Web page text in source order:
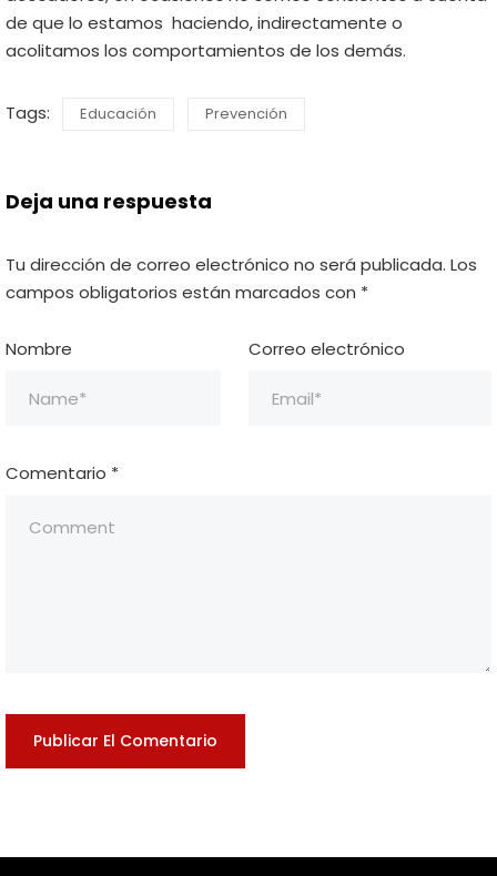
de que lo estamos haciendo, indirectamente o
acolitamos los comportamientos de los demás.
Tags: Educación Prevención
Deja una respuesta
Tu dirección de correo electrónico no será publicada. Los
campos obligatorios están marcados con *
Nombre Correo electrónico
Comentario *